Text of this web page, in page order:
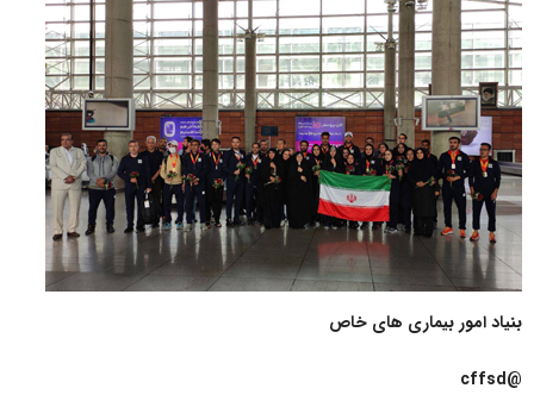
بنیاد امور بیماری های خاص
@cffsd